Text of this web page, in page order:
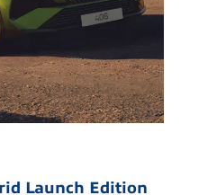
Launch Edition